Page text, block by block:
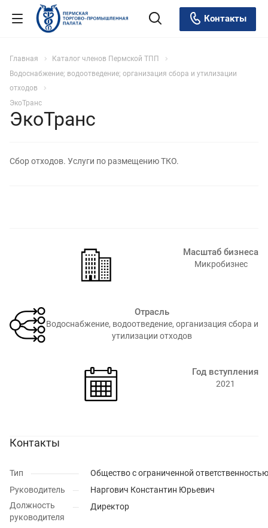
Контакты
Главная
Каталог членов Пермской ТПП
Водоснабжение; водоотведение; организация сбора и утилизации
отходов
ЭкоТранс
ЭкоТранс
Сбор отходов. Услуги по размещению ТКО.
Масштаб бизнеса
Микробизнес
Отрасль
Водоснабжение, водоотведение, организация сбора и
утилизации отходов
Год вступления
2021
Контакты
Тип
Общество с ограниченной ответственностью
Руководитель
Наргович Константин Юрьевич
Должность
руководителя
Директор